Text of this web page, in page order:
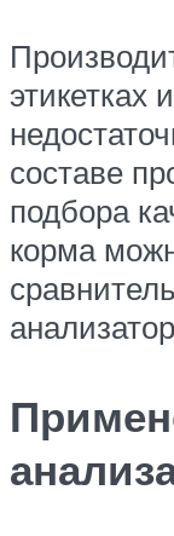
этикетках
составе
подбора
корма